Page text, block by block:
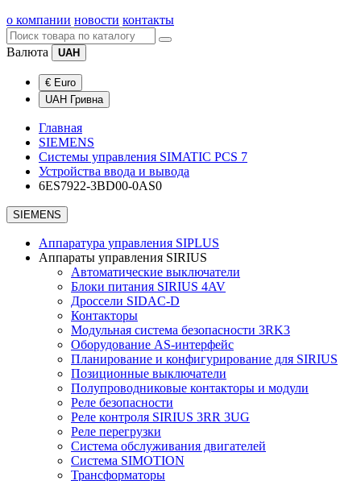
о компании новости контакты
Валюта UAH
€ Euro
UAH Гривна
Главная
SIEMENS
Системы управления SIMATIC PCS 7
Устройства ввода и вывода
6ES7922-3BD00-0AS0
SIEMENS
Аппаратура управления SIPLUS
Аппараты управления SIRIUS
Автоматические выключатели
Блоки питания SIRIUS 4AV
Дроссели SIDAC-D
Контакторы
Модульная система безопасности 3RK3
Оборудование AS-интерфейс
Планирование и конфигурирование для SIRIUS
Позиционные выключатели
Полупроводниковые контакторы и модули
Реле безопасности
Реле контроля SIRIUS 3RR 3UG
Реле перегрузки
Сиcтема обслуживания двигателей
Система SIMOTION
Трансформаторы